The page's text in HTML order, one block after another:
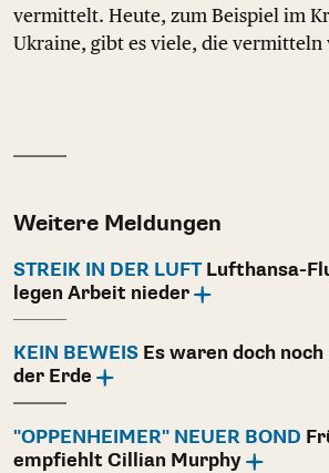
vermittelt. Heute, zum Beispiel im
Ukraine, gibt es viele, die vermitteln
Weitere Meldungen
STREIK IN DER LUFTLufthansa-
legen Arbeit nieder
KEIN BEWEIS Es waren doch
der Erde
"OPPENHEIMER" NEUER BOND
empfiehlt Cillian Murphy